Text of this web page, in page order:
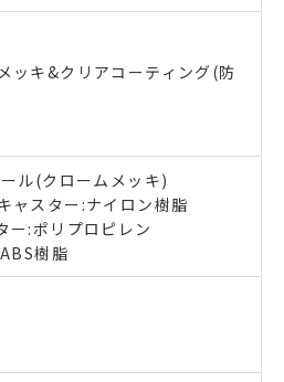
ッキ&クリアコーティング(防
ル(クロームメッキ)
ャスター:ナイロン樹脂
ー:ポリプロピレン
樹脂